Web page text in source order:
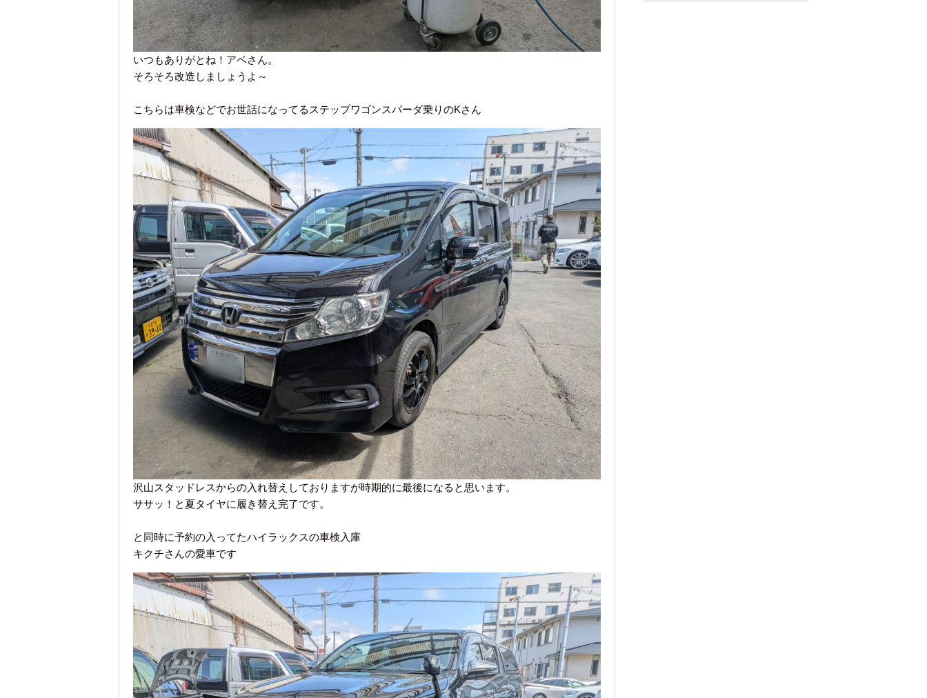
いつもありがとね！アベさん。
そろそろ改造しましょうよ～
こちらは車検などでお世話になってるステップワゴンスパーダ乗りのKさん
沢山スタッドレスからの入れ替えしておりますが時期的に最後になると思います。
ササッ！と夏タイヤに履き替え完了です。
と同時に予約の入ってたハイラックスの車検入庫
キクチさんの愛車です